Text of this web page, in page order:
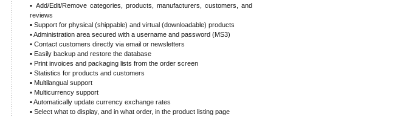
▪ Add/Edit/Remove categories, products, manufacturers, customers, and
reviews
▪ Support for physical (shippable) and virtual (downloadable) products
▪ Administration area secured with a username and password (MS3)
▪ Contact customers directly via email or newsletters
▪ Easily backup and restore the database
▪ Print invoices and packaging lists from the order screen
▪ Statistics for products and customers
▪ Multilangual support
▪ Multicurrency support
▪ Automatically update currency exchange rates
▪ Select what to display, and in what order, in the product listing page